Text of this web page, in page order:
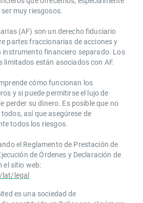
muy riesgosos.
(AF) son un derecho fiduciario
partes fraccionarias de acciones y
instrumento financiero separado. Los
limitados están asociados con AF.
cómo funcionan los
y si puede permitirse el lujo de
perder su dinero. Es posible que no
así que asegúrese de
todos los riesgos.
el Reglamento de Prestación de
de Órdenes y Declaración de
el sitio web:
lat/legal
es una sociedad de